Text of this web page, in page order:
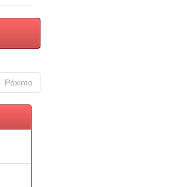
Póximo